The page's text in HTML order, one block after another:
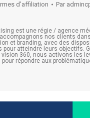
d’affiliation Par
est une régie / agence
nos clients
et branding, avec des
pour atteindre leurs objectifs.
vision 360, nous activons les
répondre aux